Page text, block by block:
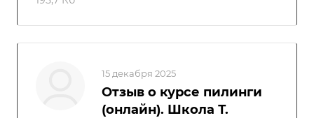
15 декабря 2025
Отзыв о курсе пилинги
(онлайн). Школа Т.